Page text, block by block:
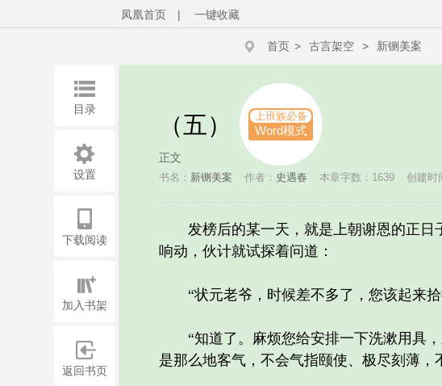
凤凰首页 | 一键收藏
首页 > 古言架空 > 新铡美案
（五） 上班族必备
Word模式
正文
书名： 新铡美案 作者： 史遇春 本章字数：1639 创建时
发榜后的某一天，就是上朝谢恩的正日
响动，伙计就试探着问道：
“状元老爷，时候差不多了，您该起来拾
“知道了。麻烦您给安排一下洗漱用具，
是那么地客气，不会气指颐使、极尽刻薄，
目录
设置
下载阅读
加入书架
返回书页